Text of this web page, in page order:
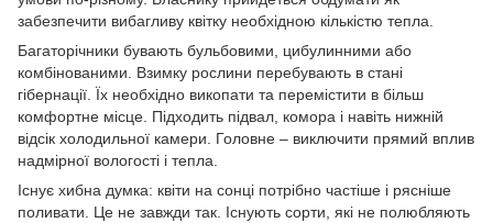
забезпечити вибагливу квітку необхідною кількістю тепла.
Багаторічники бувають бульбовими, цибулинними або
комбінованими. Взимку рослини перебувають в стані
гібернації. Їх необхідно викопати та перемістити в більш
комфортне місце. Підходить підвал, комора і навіть нижній
відсік холодильної камери. Головне – виключити прямий вплив
надмірної вологості і тепла.
Існує хибна думка: квіти на сонці потрібно частіше і рясніше
поливати. Це не завжди так. Існують сорти, які не полюбляють